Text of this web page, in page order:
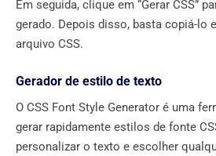
Em seguida, clique em “Gerar CSS”
gerado. Depois disso, basta copiá-lo
arquivo CSS.
Gerador de estilo de texto
O CSS Font Style Generator é uma
gerar rapidamente estilos de fonte
personalizar o texto e escolher